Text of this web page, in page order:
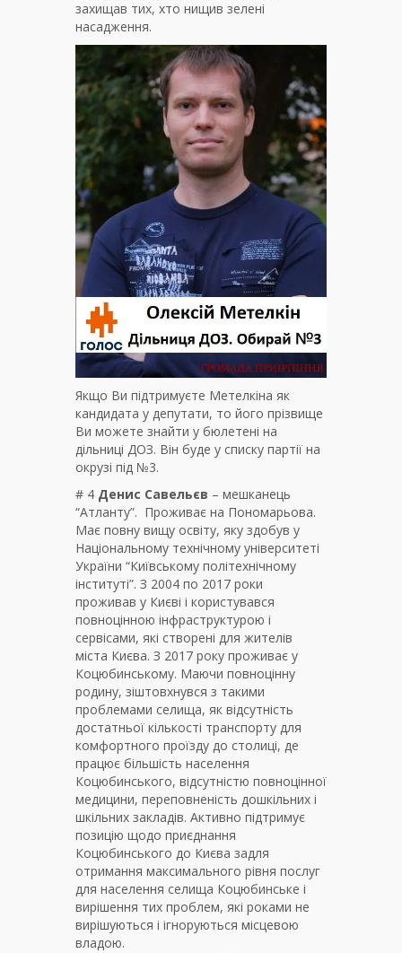
захищав тих, хто нищив зелені
насадження.
Якщо Ви підтримуєте Метелкіна як
кандидата у депутати, то його прізвище
Ви можете знайти у бюлетені на
дільниці ДОЗ. Він буде у списку партії на
окрузі під №3.
# 4 Денис Савельєв – мешканець
“Атланту”. Проживає на Пономарьова.
Має повну вищу освіту, яку здобув у
Національному технічному університеті
України “Київському політехнічному
інституті”. З 2004 по 2017 роки
проживав у Києві і користувався
повноцінною інфраструктурою і
сервісами, які створені для жителів
міста Києва. З 2017 року проживає у
Коцюбинському. Маючи повноцінну
родину, зіштовхнувся з такими
проблемами селища, як відсутність
достатньої кількості транспорту для
комфортного проїзду до столиці, де
працює більшість населення
Коцюбинського, відсутністю повноцінної
медицини, переповненість дошкільних і
шкільних закладів. Активно підтримує
позицію щодо приєднання
Коцюбинського до Києва задля
отримання максимального рівня послуг
для населення селища Коцюбинське і
вирішення тих проблем, які роками не
вирішуються і ігноруються місцевою
владою.